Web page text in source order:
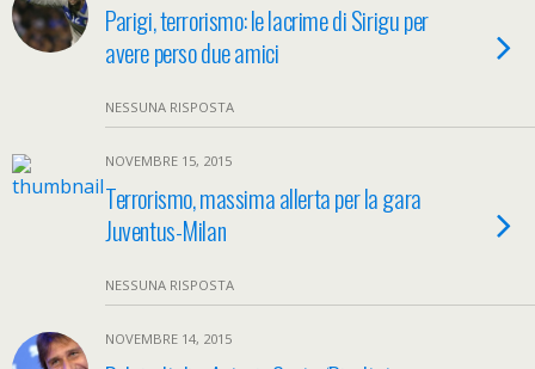
Parigi, terrorismo: le lacrime di Sirigu per
avere perso due amici
NESSUNA RISPOSTA
NOVEMBRE 15, 2015
Terrorismo, massima allerta per la gara
Juventus-Milan
NESSUNA RISPOSTA
NOVEMBRE 14, 2015